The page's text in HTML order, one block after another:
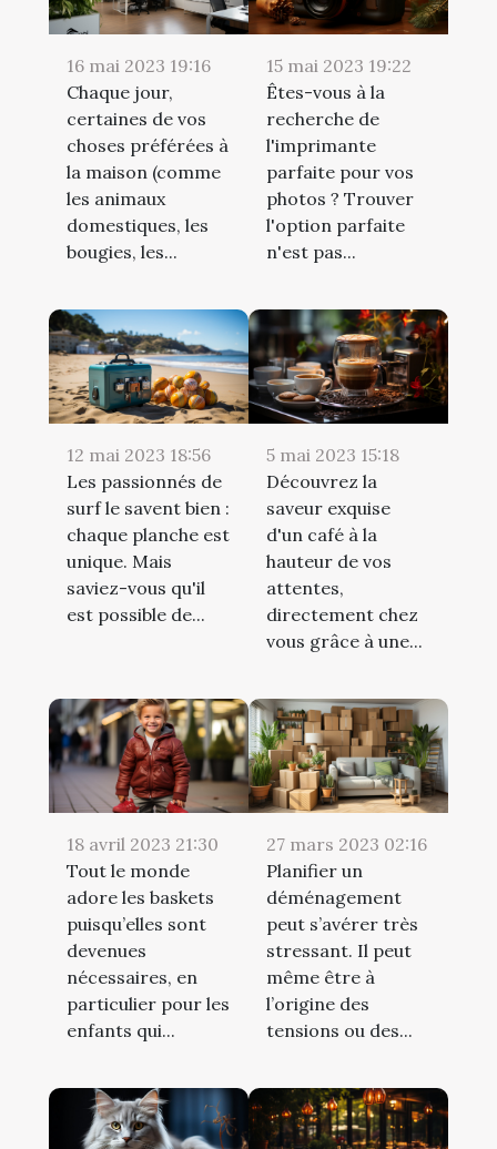
16 mai 2023 19:16
Chaque jour,
certaines de vos
choses préférées à
la maison (comme
les animaux
domestiques, les
bougies, les...
15 mai 2023 19:22
Êtes-vous à la
recherche de
l'imprimante
parfaite pour vos
photos ? Trouver
l'option parfaite
n'est pas...
12 mai 2023 18:56
Les passionnés de
surf le savent bien :
chaque planche est
unique. Mais
saviez-vous qu'il
est possible de...
5 mai 2023 15:18
Découvrez la
saveur exquise
d'un café à la
hauteur de vos
attentes,
directement chez
vous grâce à une...
18 avril 2023 21:30
Tout le monde
adore les baskets
puisqu’elles sont
devenues
nécessaires, en
particulier pour les
enfants qui...
27 mars 2023 02:16
Planifier un
déménagement
peut s’avérer très
stressant. Il peut
même être à
l’origine des
tensions ou des...